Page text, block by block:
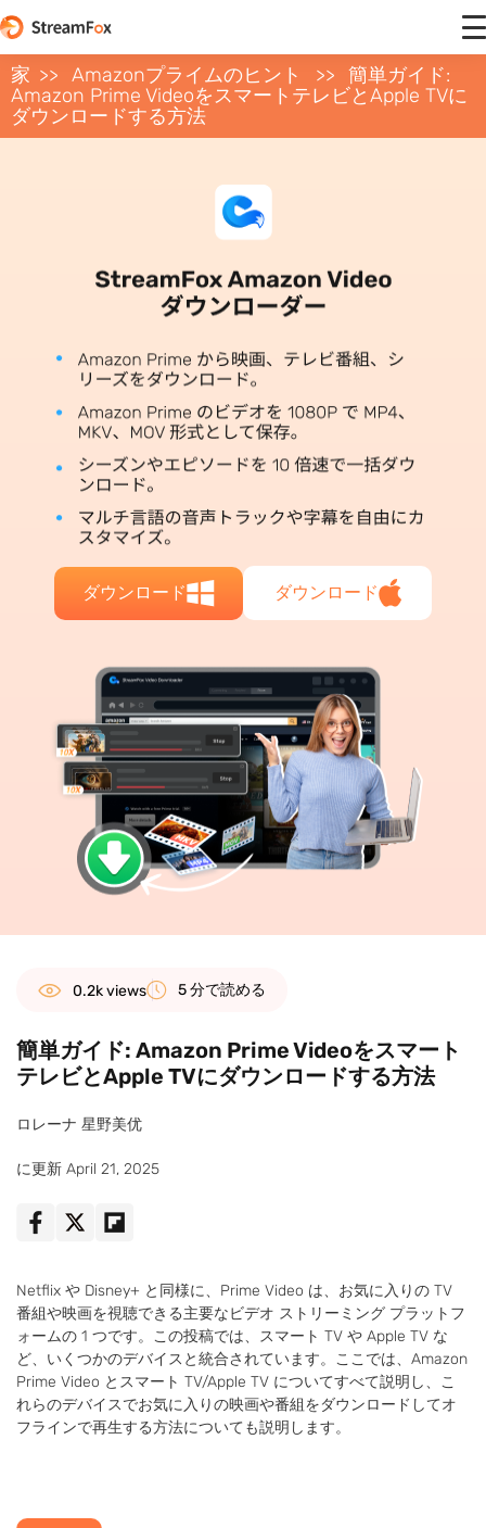
家 Amazonプライムのヒント
簡単ガイド:
Amazon Prime VideoをスマートテレビとApple TVに
ダウンロードする方法
ダウンロード ダウンロード
0.2k views 5 分で読める
簡単ガイド: Amazon Prime Videoをスマート
テレビとApple TVにダウンロードする方法
ロレーナ 星野美优
に更新 April 21, 2025
Netflix や Disney+ と同様に、Prime Video は、お気に入りの TV
番組や映画を視聴できる主要なビデオ ストリーミング プラットフ
ォームの 1 つです。この投稿では、スマート TV や Apple TV な
ど、いくつかのデバイスと統合されています。ここでは、Amazon
Prime Video とスマート TV/Apple TV についてすべて説明し、こ
れらのデバイスでお気に入りの映画や番組をダウンロードしてオ
フラインで再生する方法についても説明します。